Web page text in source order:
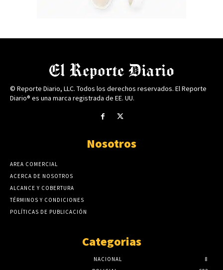
© Reporte Diario, LLC. Todos los derechos reservados. El Reporte
Diario® es una marca registrada de EE. UU.
Nosotros
AREA COMERCIAL
ACERCA DE NOSOTROS
ALCANCE Y COBERTURA
TÉRMINOS Y CONDICIONES
POLÍTICAS DE PUBLICACIÓN
Categorias
NACIONAL
8